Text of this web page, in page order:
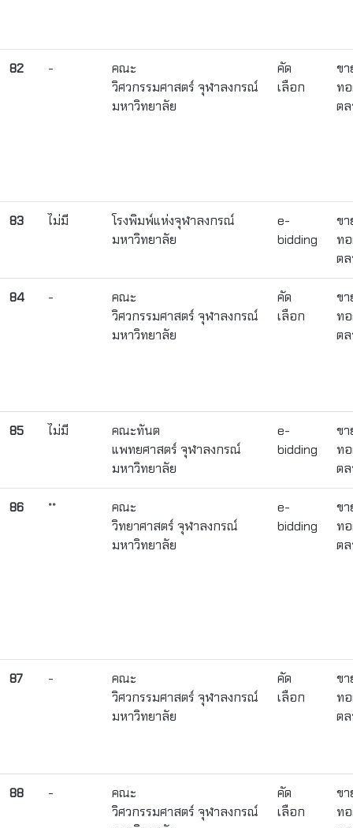
82 -
คณะ
วิศวกรรมศาสตร์ จุฬาลงกรณ์
มหาวิทยาลัย
คัด
เลือก
ขา
ท
ต
83 ไม่มี
โรงพิมพ์แห่งจุฬาลงกรณ์
มหาวิทยาลัย
e-
bidding
ขา
ท
ต
84 -
คณะ
วิศวกรรมศาสตร์ จุฬาลงกรณ์
มหาวิทยาลัย
คัด
เลือก
ขา
ท
ต
85 ไม่มี
คณะทันต
แพทยศาสตร์ จุฬาลงกรณ์
มหาวิทยาลัย
e-
bidding
ขา
ท
ต
86 **
คณะ
วิทยาศาสตร์ จุฬาลงกรณ์
มหาวิทยาลัย
e-
bidding
ขา
ท
ต
87 -
คณะ
วิศวกรรมศาสตร์ จุฬาลงกรณ์
มหาวิทยาลัย
คัด
เลือก
ขา
ท
ต
88 -
คณะ
วิศวกรรมศาสตร์ จุฬาลงกรณ์
คัด
เลือก
ขา
ท